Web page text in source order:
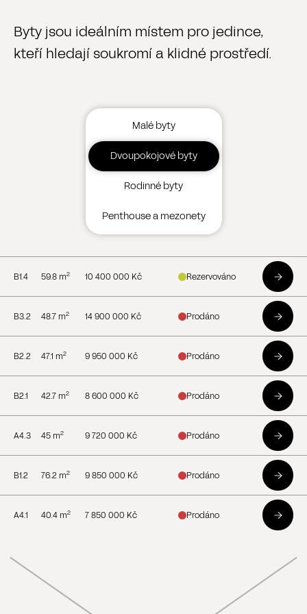
Byty jsou ideálním místem pro jedince,
kteří hledají soukromí a klidné prostředí.
Malé byty
Dvoupokojové byty
Rodinné byty
Penthouse a mezonety
B1.4 59.8 m2 10 400 000 Kč Rezervováno
B3.2 48.7 m2 14 900 000 Kč Prodáno
B2.2 47.1 m2 9 950 000 Kč Prodáno
B2.1 42.7 m2 8 600 000 Kč Prodáno
A4.3 45 m2 9 720 000 Kč Prodáno
B1.2 76.2 m2 9 850 000 Kč Prodáno
A4.1 40.4 m2 7 850 000 Kč Prodáno